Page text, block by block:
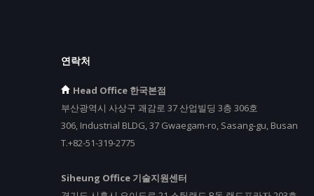
연락처
Head Office 한국본점
부산광역시 사상구 괘감로 37 산업빌딩 3층 306호
306, Industrial BLDG, 37 Gwaegam-ro, Sasang-gu, Busan
T.+82-51-319-2775
Siheung Office 기술지원센터